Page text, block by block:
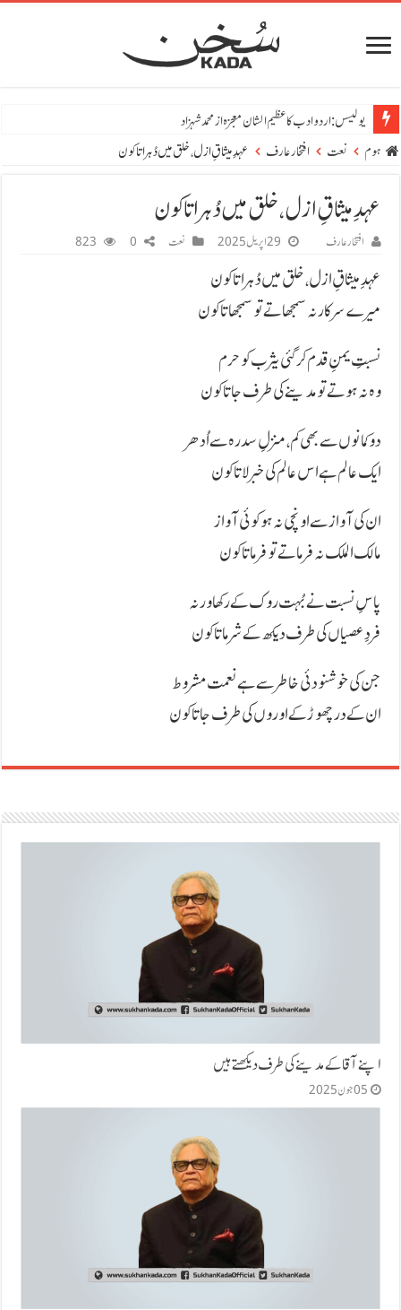
یولیسس: اردو ادب کا عظیم الشان معجزہ از محمد شہزاد
ہوم
نعت افتخار عارف عہدِ میثاقِ ازل، خلق میں دُہراتا کون
عہدِ میثاقِ ازل، خلق میں دُہراتا کون
افتخار عارف 29 اپریل 2025 نعت 0
823
عہدِ میثاقِ ازل، خلق میں دُہراتا کون
میرے سرکار نہ سمجھاتے تو سمجھاتا کون
نسبتِ یمنِ قدم کر گئی یثرب کو حرم
وہ نہ ہوتے تو مدینے کی طرف جاتا کون
دو کمانوں سے بھی کم، منزلِ سدرہ سے اُدھر
ایک عالم ہے اس عالم کی خبر لاتا کون
ان کی آواز سے اونچی نہ ہو کوئی آواز
مالک الملک نہ فرماتے تو فرماتا کون
پاسِ نسبت نے بُہت روک کے رکھا ورنہ
فردِ عصیاں کی طرف دیکھ کے شرماتا کون
جن کی خوشنودئی خاطر سے ہے نعمت مشروط
ان کے در چھوڑ کے اوروں کی طرف جاتا کون
اپنے آقا کے مدینے کی طرف دیکھتے ہیں
05 جون 2025